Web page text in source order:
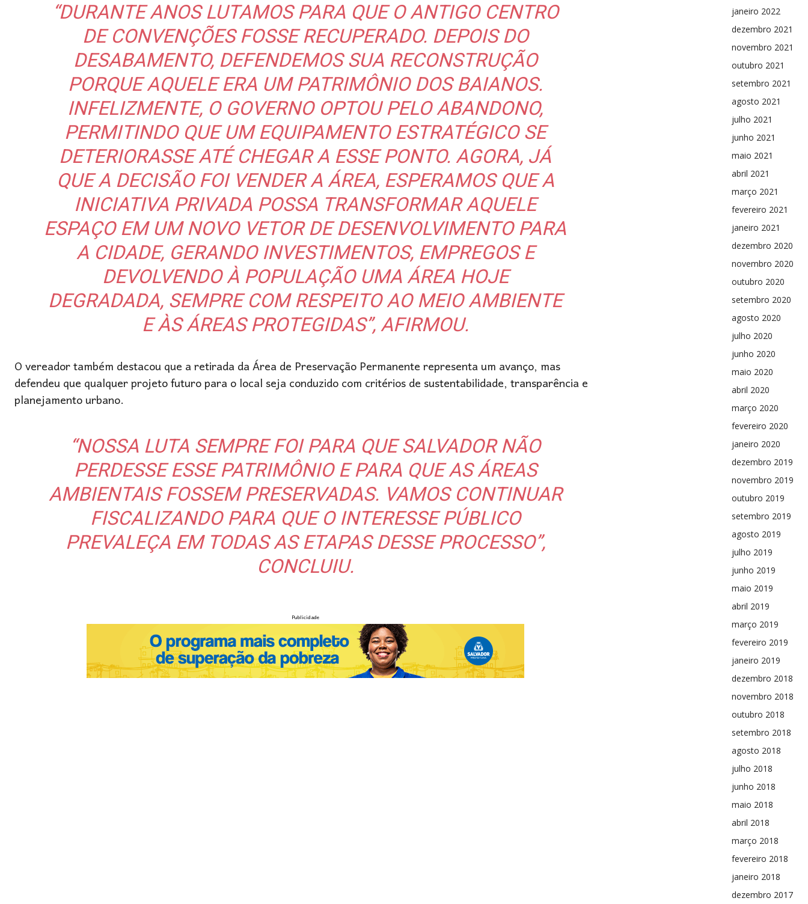
“DURANTE ANOS LUTAMOS PARA QUE O ANTIGO CENTRO
DE CONVENÇÕES FOSSE RECUPERADO. DEPOIS DO
DESABAMENTO, DEFENDEMOS SUA RECONSTRUÇÃO
PORQUE AQUELE ERA UM PATRIMÔNIO DOS BAIANOS.
INFELIZMENTE, O GOVERNO OPTOU PELO ABANDONO,
PERMITINDO QUE UM EQUIPAMENTO ESTRATÉGICO SE
DETERIORASSE ATÉ CHEGAR A ESSE PONTO. AGORA, JÁ
QUE A DECISÃO FOI VENDER A ÁREA, ESPERAMOS QUE A
INICIATIVA PRIVADA POSSA TRANSFORMAR AQUELE
ESPAÇO EM UM NOVO VETOR DE DESENVOLVIMENTO PARA
A CIDADE, GERANDO INVESTIMENTOS, EMPREGOS E
DEVOLVENDO À POPULAÇÃO UMA ÁREA HOJE
DEGRADADA, SEMPRE COM RESPEITO AO MEIO AMBIENTE
E ÀS ÁREAS PROTEGIDAS”, AFIRMOU.
O vereador também destacou que a retirada da Área de Preservação Permanente representa um avanço, mas
defendeu que qualquer projeto futuro para o local seja conduzido com critérios de sustentabilidade, transparência e
planejamento urbano.
“NOSSA LUTA SEMPRE FOI PARA QUE SALVADOR NÃO
PERDESSE ESSE PATRIMÔNIO E PARA QUE AS ÁREAS
AMBIENTAIS FOSSEM PRESERVADAS. VAMOS CONTINUAR
FISCALIZANDO PARA QUE O INTERESSE PÚBLICO
PREVALEÇA EM TODAS AS ETAPAS DESSE PROCESSO”,
CONCLUIU.
Publicidade
janeiro 2022
dezembro 2021
novembro 2021
outubro 2021
setembro 2021
agosto 2021
julho 2021
junho 2021
maio 2021
abril 2021
março 2021
fevereiro 2021
janeiro 2021
dezembro 2020
novembro 2020
outubro 2020
setembro 2020
agosto 2020
julho 2020
junho 2020
maio 2020
abril 2020
março 2020
fevereiro 2020
janeiro 2020
dezembro 2019
novembro 2019
outubro 2019
setembro 2019
agosto 2019
julho 2019
junho 2019
maio 2019
abril 2019
março 2019
fevereiro 2019
janeiro 2019
dezembro 2018
novembro 2018
outubro 2018
setembro 2018
agosto 2018
julho 2018
junho 2018
maio 2018
abril 2018
março 2018
fevereiro 2018
janeiro 2018
dezembro 2017